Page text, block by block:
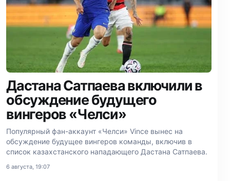
Дастана Сатпаева включили в
обсуждение будущего
вингеров «Челси»
Популярный фан-аккаунт «Челси» Vince вынес на
обсуждение будущее вингеров команды, включив в
список казахстанского нападающего Дастана Сатпаева.
6 августа, 19:07